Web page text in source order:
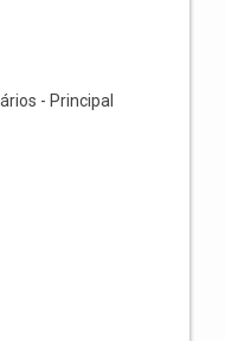
- Principal